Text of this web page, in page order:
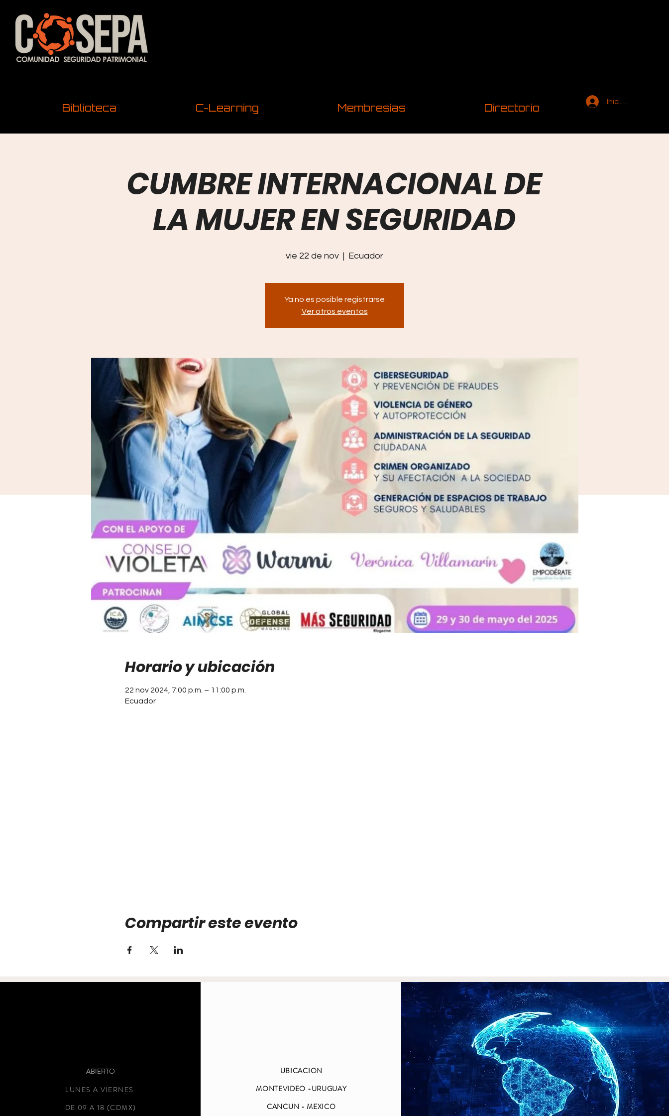
Biblioteca C-Learning Membresías Directorio Iniciar sesión
CUMBRE INTERNACIONAL DE
LA MUJER EN SEGURIDAD
vie 22 de nov
  |
Ecuador
Ya no es posible registrarse
Ver otros eventos
Horario y ubicación
22 nov 2024, 7:00 p.m. – 11:00 p.m.
Ecuador
Compartir este evento
ABIERTO
LUNES A VIERNES
DE 09 A 18 (CDMX)
UBICACION
MONTEVIDEO -URUGUAY
CANCUN - MEXICO